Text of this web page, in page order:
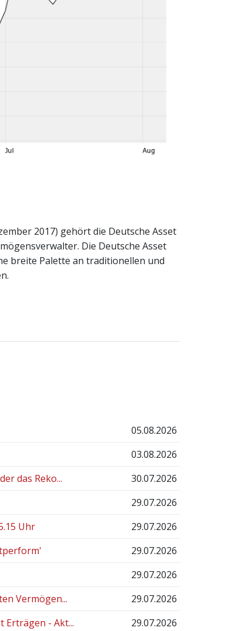
2017) gehört die Deutsche Asset
Die Deutsche Asset
breite Palette an traditionellen und
05.08.2026
03.08.2026
das Reko...
30.07.2026
29.07.2026
Uhr
29.07.2026
29.07.2026
29.07.2026
Vermögen...
29.07.2026
Erträgen - Akt...
29.07.2026